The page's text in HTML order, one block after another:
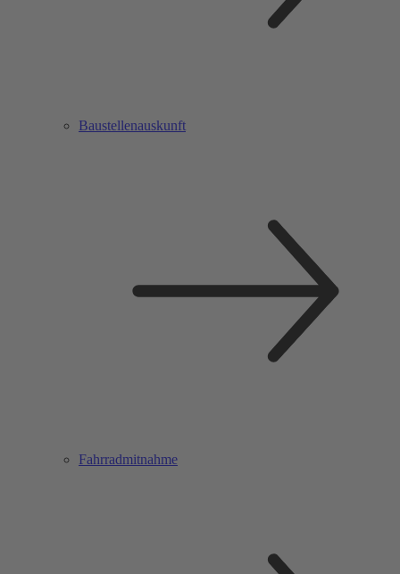
Baustellenauskunft
Fahrradmitnahme